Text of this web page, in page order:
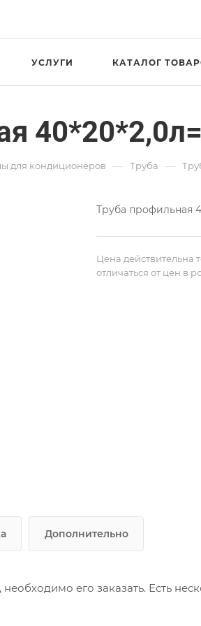
УСЛУГИ КАТАЛОГ
для кондиционеров — Труба —
Труба профильная
Цена действительна
отличаться от цен в
Дополнительно
его заказать. Есть